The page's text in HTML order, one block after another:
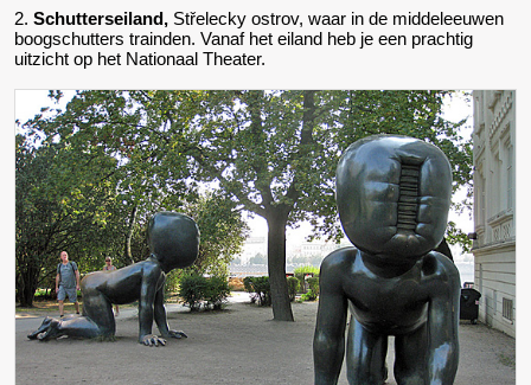
2. Schutterseiland, Střelecky ostrov, waar in de middeleeuwen
boogschutters trainden. Vanaf het eiland heb je een prachtig
uitzicht op het Nationaal Theater.